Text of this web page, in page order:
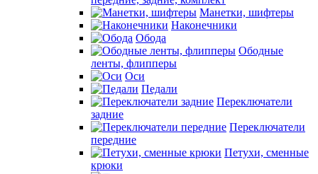
Манетки, шифтеры
Наконечники
Обода
Ободные
ленты, флипперы
Оси
Педали
Переключатели
задние
Переключатели
передние
Петухи, сменные
крюки